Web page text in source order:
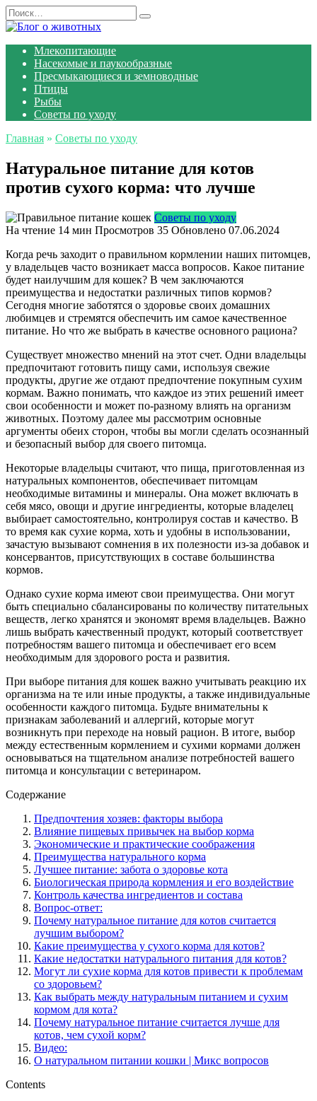
Перейти
к
Search
for:
Млекопитающие
Насекомые и паукообразные
Пресмыкающиеся и земноводные
Птицы
Рыбы
Советы по уходу
Главная » Советы по уходу
Натуральное питание для котов
против сухого корма: что лучше
Советы по уходу
На чтение 14 мин Просмотров 35 Обновлено 07.06.2024
Когда речь заходит о правильном кормлении наших питомцев,
у владельцев часто возникает масса вопросов. Какое питание
будет наилучшим для кошек? В чем заключаются
преимущества и недостатки различных типов кормов?
Сегодня многие заботятся о здоровье своих домашних
любимцев и стремятся обеспечить им самое качественное
питание. Но что же выбрать в качестве основного рациона?
Существует множество мнений на этот счет. Одни владельцы
предпочитают готовить пищу сами, используя свежие
продукты, другие же отдают предпочтение покупным сухим
кормам. Важно понимать, что каждое из этих решений имеет
свои особенности и может по-разному влиять на организм
животных. Поэтому далее мы рассмотрим основные
аргументы обеих сторон, чтобы вы могли сделать осознанный
и безопасный выбор для своего питомца.
Некоторые владельцы считают, что пища, приготовленная из
натуральных компонентов, обеспечивает питомцам
необходимые витамины и минералы. Она может включать в
себя мясо, овощи и другие ингредиенты, которые владелец
выбирает самостоятельно, контролируя состав и качество. В
то время как сухие корма, хоть и удобны в использовании,
зачастую вызывают сомнения в их полезности из-за добавок и
консервантов, присутствующих в составе большинства
кормов.
Однако сухие корма имеют свои преимущества. Они могут
быть специально сбалансированы по количеству питательных
веществ, легко хранятся и экономят время владельцев. Важно
лишь выбрать качественный продукт, который соответствует
потребностям вашего питомца и обеспечивает его всем
необходимым для здорового роста и развития.
При выборе питания для кошек важно учитывать реакцию их
организма на те или иные продукты, а также индивидуальные
особенности каждого питомца. Будьте внимательны к
признакам заболеваний и аллергий, которые могут
возникнуть при переходе на новый рацион. В итоге, выбор
между естественным кормлением и сухими кормами должен
основываться на тщательном анализе потребностей вашего
питомца и консультации с ветеринаром.
Содержание
Предпочтения хозяев: факторы выбора
Влияние пищевых привычек на выбор корма
Экономические и практические соображения
Преимущества натурального корма
Лучшее питание: забота о здоровье кота
Биологическая природа кормления и его воздействие
Контроль качества ингредиентов и состава
Вопрос-ответ:
Почему натуральное питание для котов считается
лучшим выбором?
Какие преимущества у сухого корма для котов?
Какие недостатки натурального питания для котов?
Могут ли сухие корма для котов привести к проблемам
со здоровьем?
Как выбрать между натуральным питанием и сухим
кормом для кота?
Почему натуральное питание считается лучше для
котов, чем сухой корм?
Видео:
О натуральном питании кошки | Микс вопросов
Contents